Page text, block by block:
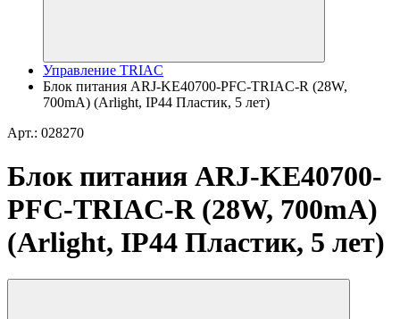
Управление TRIAC
Блок питания ARJ-KE40700-PFC-TRIAC-R (28W,
700mA) (Arlight, IP44 Пластик, 5 лет)
Арт.: 028270
Блок питания ARJ-KE40700-
PFC-TRIAC-R (28W, 700mA)
(Arlight, IP44 Пластик, 5 лет)